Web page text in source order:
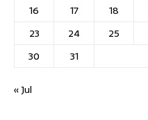
16
17 18
23
24 25
30
31
« Jul